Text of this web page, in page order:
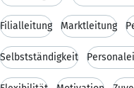
Filialleitung Marktleitung
Selbstständigkeit